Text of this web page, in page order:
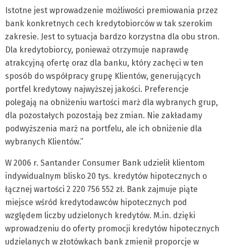
Istotne jest wprowadzenie możliwości premiowania przez
bank konkretnych cech kredytobiorców w tak szerokim
zakresie. Jest to sytuacja bardzo korzystna dla obu stron.
Dla kredytobiorcy, ponieważ otrzymuje naprawdę
atrakcyjną ofertę oraz dla banku, który zachęci w ten
sposób do współpracy grupę Klientów, generujących
portfel kredytowy najwyższej jakości. Preferencje
polegają na obniżeniu wartości marż dla wybranych grup,
dla pozostałych pozostają bez zmian. Nie zakładamy
podwyższenia marż na portfelu, ale ich obniżenie dla
wybranych Klientów.”
W 2006 r. Santander Consumer Bank udzielił klientom
indywidualnym blisko 20 tys. kredytów hipotecznych o
łącznej wartości 2 220 756 552 zł. Bank zajmuje piąte
miejsce wśród kredytodawców hipotecznych pod
względem liczby udzielonych kredytów. M.in. dzięki
wprowadzeniu do oferty promocji kredytów hipotecznych
udzielanych w złotówkach bank zmienił proporcje w